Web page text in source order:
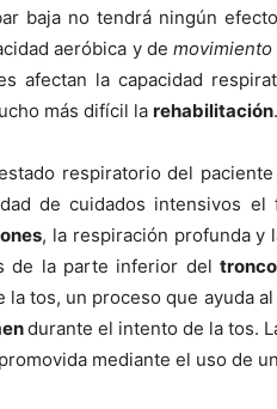
baja no tendrá ningún
aeróbica y de movimiento
afectan la capacidad
más difí­cil la rehabilitación.
respiratorio del
de cuidados intensivos
, la respiración profunda y
de la parte inferior del tronco
la tos, un proceso que ayuda
durante el intento de la tos.
mediante el uso de